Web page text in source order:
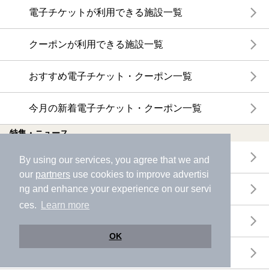
By using our services, you agree that we and
our partners use cookies to improve advertisi
ng and enhance your experience on our servi
ces.
Learn more
OK
電子チケットが利用できる施設一覧
クーポンが利用できる施設一覧
おすすめ電子チケット・クーポン一覧
今月の新着電子チケット・クーポン一覧
特集・ニュース
ニフティ温泉ニュース
体験レポート